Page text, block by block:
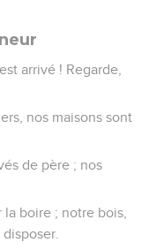
arrivé ! Regarde,
nos maisons sont
de père ; nos
boire ; notre bois,